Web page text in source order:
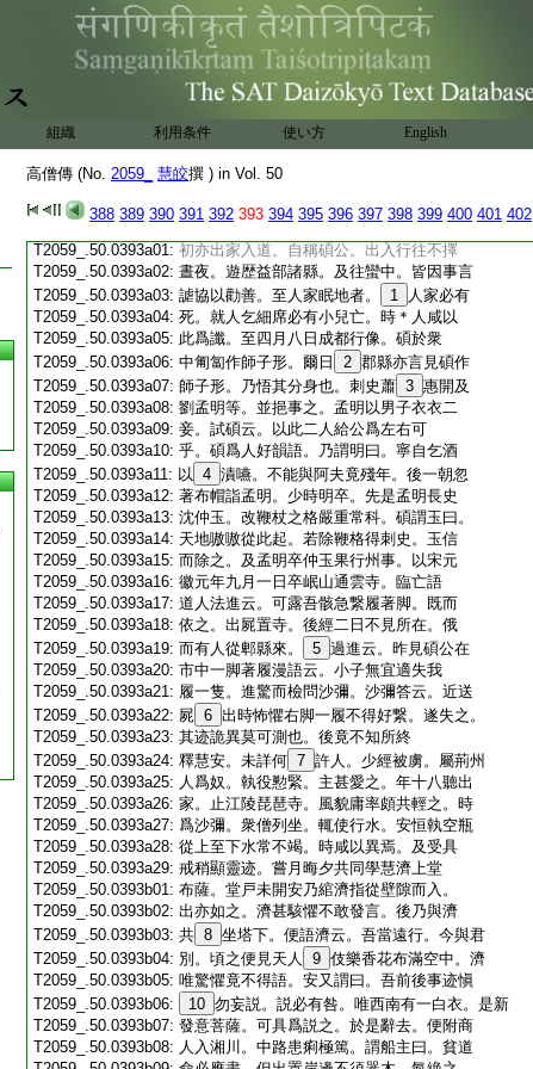
組織 利用条件 使い方 English
高僧傳 (No. 2059_ 慧皎撰 ) in Vol. 50
388 389 390 391 392 393 394 395 396 397 398 399 400 401 402
T2059_.50.0392c20:王。王待以聖禮。後終於龜茲。焚屍之日。兩
T2059_.50.0392c21:
21
眉湧泉直上于天。衆歎希有。收骨起塔。
T2059_.50.0392c22:後西域人來 22 北土具傳此事。時涼州復有
沙門智整。亦貞苦有異行。爲 23 玄主楊難當
所事。後入寒峽山石穴中不 24 返
T2059_.50.0392c25:邵碩者。本姓邵。名碩。始康人。居無常所
T2059_.50.0392c26: 忽如狂。爲人大口眉目醜拙。小兒好追而弄
T2059_.50.0392c27:之。或入酒肆同人酣飮。而性好佛法。毎
T2059_.50.0392c28: 見形像無不禮拜 26
賛歎悲感流涙。碩本
T2059_.50.0393a01: 初亦出家入道。自稱碩公。出入行往不擇
T2059_.50.0393a02: 晝夜。遊歴益部諸縣。及往蠻中。皆因事言
T2059_.50.0393a03: 謔協以勸善。至人家眠地者。 1
人家必有
T2059_.50.0393a04: 死。就人乞細席必有小兒亡。時＊人咸以
T2059_.50.0393a05: 此爲讖。至四月八日成都行像。碩於衆
T2059_.50.0393a06: 中匍匐作師子形。爾日 2 郡縣亦言見碩作
T2059_.50.0393a07: 師子形。乃悟其分身也。刺史蕭 3 惠開及
T2059_.50.0393a08: 劉孟明等。並挹事之。孟明以男子衣衣二
T2059_.50.0393a09: 妾。試碩云。以此二人給公爲左右可
T2059_.50.0393a10: 乎。碩爲人好韻語。乃謂明曰。寧自乞酒
T2059_.50.0393a11: 以 4 漬嚥。不能與阿夫竟殘年。後一朝忽
T2059_.50.0393a12: 著布帽詣孟明。少時明卒。先是孟明長史
T2059_.50.0393a13: 沈仲玉。改鞭杖之格嚴重常科。碩謂玉曰。
T2059_.50.0393a14: 天地嗷嗷從此起。若除鞭格得刺史。玉信
T2059_.50.0393a15: 而除之。及孟明卒仲玉果行州事。以宋元
T2059_.50.0393a16: 徽元年九月一日卒岷山通雲寺。臨亡語
T2059_.50.0393a17: 道人法進云。可露吾骸急繋履著脚。既而
T2059_.50.0393a18: 依之。出屍置寺。後經二日不見所在。俄
T2059_.50.0393a19: 而有人從郫縣來。 5 過進云。昨見碩公在
T2059_.50.0393a20: 市中一脚著履漫語云。小子無宜適失我
T2059_.50.0393a21: 履一隻。進驚而檢問沙彌。沙彌答云。近送
T2059_.50.0393a22: 屍 6 出時怖懼右脚一履不得好繋。遂失之。
T2059_.50.0393a23: 其迹詭異莫可測也。後竟不知所終
T2059_.50.0393a24: 釋慧安。未詳何 7 許人。少經被虜。屬荊州
T2059_.50.0393a25: 人爲奴。執役懃緊。主甚愛之。年十八聽出
T2059_.50.0393a26: 家。止江陵琵琶寺。風貌庸率頗共輕之。時
T2059_.50.0393a27: 爲沙彌。衆僧列坐。輒使行水。安恒執空瓶
T2059_.50.0393a28: 從上至下水常不竭。時咸以異焉。及受具
T2059_.50.0393a29: 戒稍顯靈迹。嘗月晦夕共同學慧濟上堂
T2059_.50.0393b01: 布薩。堂戸未開安乃綰濟指從壁隙而入。
T2059_.50.0393b02: 出亦如之。濟甚駭懼不敢發言。後乃與濟
T2059_.50.0393b03: 共 8 坐塔下。便語濟云。吾當遠行。今與君
T2059_.50.0393b04: 別。頃之便見天人 9 伎樂香花布滿空中。濟
T2059_.50.0393b05: 唯驚懼竟不得語。安又謂曰。吾前後事迹愼
T2059_.50.0393b06:
10 勿妄説。説必有咎。唯西南有一白衣。是新
T2059_.50.0393b07: 發意菩薩。可具爲説之。於是辭去。便附商
T2059_.50.0393b08: 人入湘川。中路患痢極篤。謂船主曰。貧道